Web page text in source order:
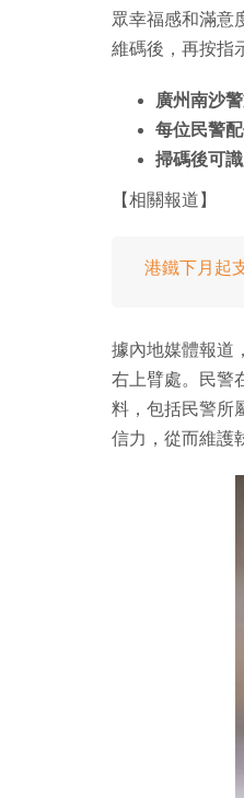
眾幸福感和滿意
維碼後，再按指
廣州南沙
每位民警
掃碼後可
【相關報道】
港鐵下月起
據內地媒體報道
右上臂處。民警
料，包括民警所
信力，從而維護